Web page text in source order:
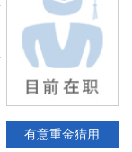
有意重金猎用